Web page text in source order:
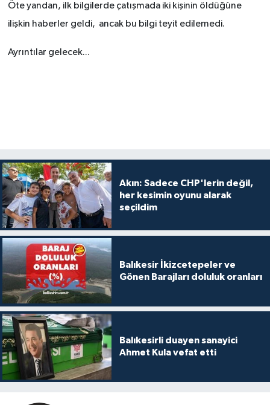
Öte yandan, ilk bilgilerde çatışmada iki kişinin öldüğüne
ilişkin haberler geldi, ancak bu bilgi teyit edilemedi.
Ayrıntılar gelecek...
Akın: Sadece CHP'lerin değil,
her kesimin oyunu alarak
seçildim
Balıkesir İkizcetepeler ve
Gönen Barajları doluluk oranları
Balıkesirli duayen sanayici
Ahmet Kula vefat etti